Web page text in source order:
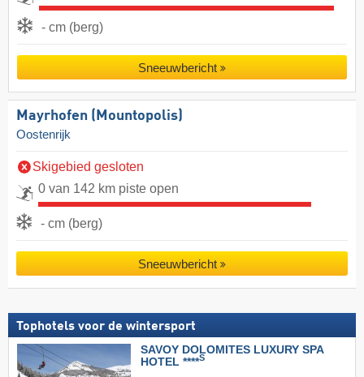
- cm (berg)
Sneeuwbericht
Mayrhofen (Mountopolis)
Oostenrijk
Skigebied gesloten
0 van 142 km piste open
- cm (berg)
Sneeuwbericht
Tophotels voor de wintersport
SAVOY DOLOMITES LUXURY SPA
HOTEL ****S